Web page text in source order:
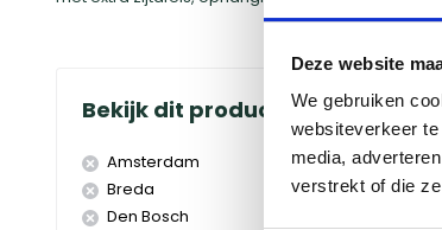
Deze website
We gebruiken
websiteverkeer
media,
verstrekt of die
Bekijk dit product in onze
Amsterdam
Breda
Den Bosch
Doetinchem
Duiven